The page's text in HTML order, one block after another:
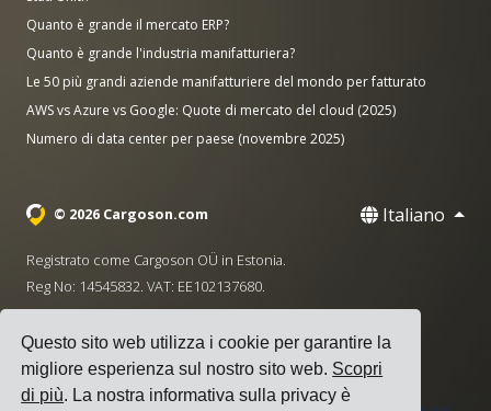
Questo sito web utilizza i cookie per garantire la
migliore esperienza sul nostro sito web. Scopri
di più. La nostra informativa sulla privacy è
Quanto è grande il mercato ERP?
Quanto è grande l'industria manifatturiera?
Le 50 più grandi aziende manifatturiere del mondo per fatturato
AWS vs Azure vs Google: Quote di mercato del cloud (2025)
Numero di data center per paese (novembre 2025)
© 2026 Cargoson.com Italiano
Registrato come Cargoson OÜ in Estonia.
Reg No: 14545832. VAT: EE102137680.
+372 5555 0028
·